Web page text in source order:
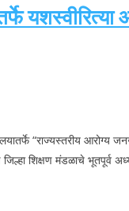
“राज्यस्तरीय
शिक्षण मंडळाचे भूतपूर्व